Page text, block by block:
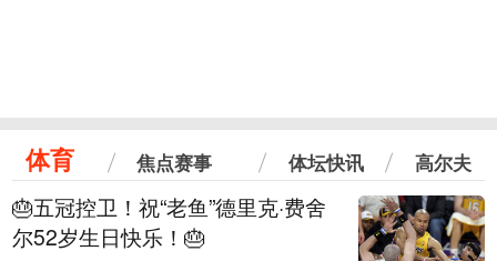
体育 焦点赛事 体坛快讯 高尔夫
🎂五冠控卫！祝“老鱼”德里克·费舍
尔52岁生日快乐！🎂